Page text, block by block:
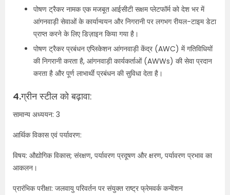
पोषण ट्रैकर नामक एक मजबूत आईसीटी सक्षम प्लेटफॉर्म को देश भर में
आंगनवाड़ी सेवाओं के कार्यान्वयन और निगरानी पर लगभग रीयल-टाइम डेटा
प्राप्त करने के लिए डिज़ाइन किया गया है।
पोषण ट्रैकर प्रबंधन एप्लिकेशन आंगनवाड़ी केंद्र (AWC) में गतिविधियों
की निगरानी करता है, आंगनवाड़ी कार्यकर्ताओं (AWWs) की सेवा प्रदान
करता है और पूर्ण लाभार्थी प्रबंधन की सुविधा देता है।
4.ग्रीन स्टील को बढ़ावा:
सामान्य अध्ययन: 3
आर्थिक विकास एवं पर्यावरण:
विषय: औद्योगिक विकास; संरक्षण, पर्यावरण प्रदूषण और क्षरण, पर्यावरण प्रभाव का
आकलन।
प्रारंभिक परीक्षा: जलवायु परिवर्तन पर संयुक्त राष्ट्र फ्रेमवर्क कन्वेंशन